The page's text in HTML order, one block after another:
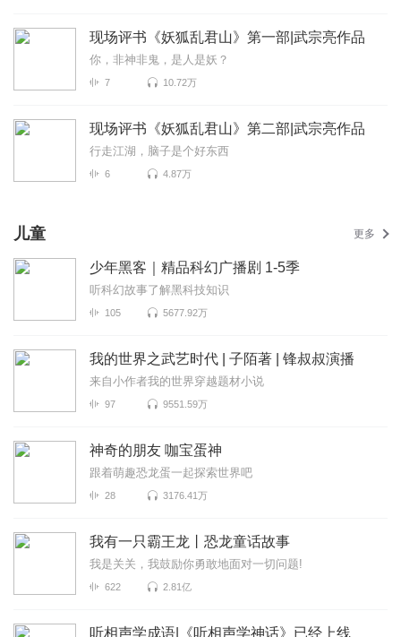
现场评书《妖狐乱君山》第一部|武宗亮作品
你，非神非鬼，是人是妖？
7 10.72万
现场评书《妖狐乱君山》第二部|武宗亮作品
行走江湖，脑子是个好东西
6 4.87万
儿童 更多
少年黑客｜精品科幻广播剧 1-5季
听科幻故事了解黑科技知识
105 5677.92万
我的世界之武艺时代 | 子陌著 | 锋叔叔演播
来自小作者我的世界穿越题材小说
97 9551.59万
神奇的朋友 咖宝蛋神
跟着萌趣恐龙蛋一起探索世界吧
28 3176.41万
我有一只霸王龙丨恐龙童话故事
我是关关，我鼓励你勇敢地面对一切问题!
622 2.81亿
听相声学成语|《听相声学神话》已经上线